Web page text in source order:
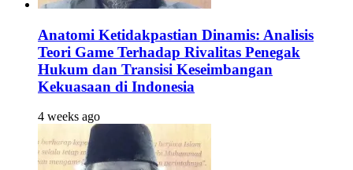
Anatomi Ketidakpastian Dinamis: Analisis
Teori Game Terhadap Rivalitas Penegak
Hukum dan Transisi Keseimbangan
Kekuasaan di Indonesia
4 weeks ago